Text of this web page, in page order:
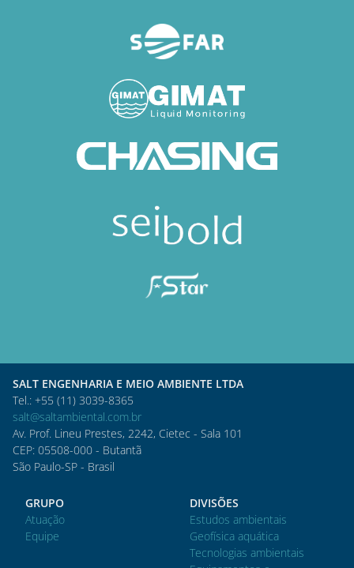
SALT ENGENHARIA E MEIO AMBIENTE LTDA
Tel.: +55 (11) 3039-8365
salt@saltambiental.com.br
Av. Prof. Lineu Prestes, 2242, Cietec - Sala 101
CEP: 05508-000 - Butantã
São Paulo-SP - Brasil
GRUPO
Atuação
Equipe
DIVISÕES
Estudos ambientais
Geofísica aquática
Tecnologias ambientais